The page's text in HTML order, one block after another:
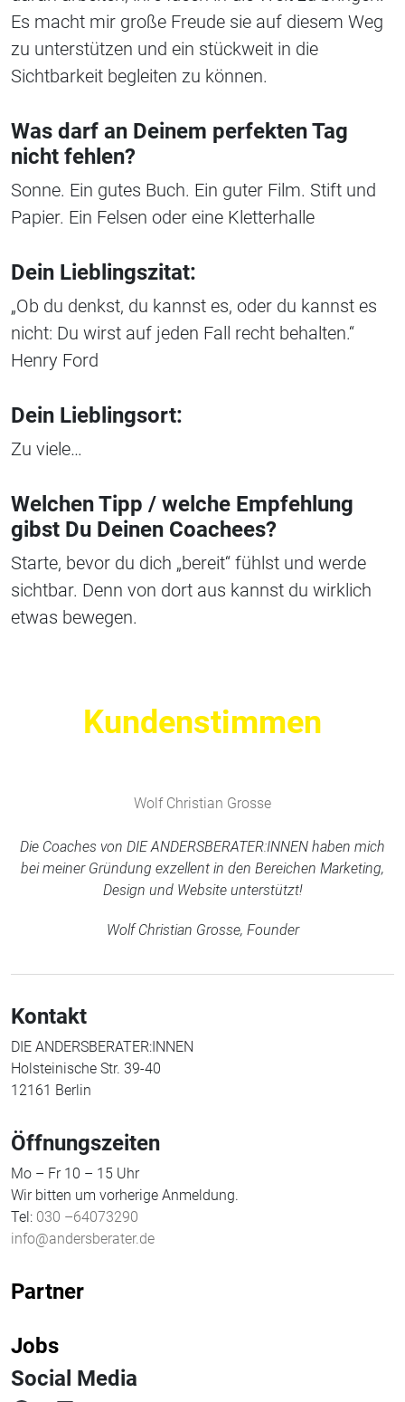
Es macht mir große Freude sie auf diesem Weg
zu unterstützen und ein stückweit in die
Sichtbarkeit begleiten zu können.
Was darf an Deinem perfekten Tag
nicht fehlen?
Sonne. Ein gutes Buch. Ein guter Film. Stift und
Papier. Ein Felsen oder eine Kletterhalle
Dein Lieblingszitat:
„Ob du denkst, du kannst es, oder du kannst es
nicht: Du wirst auf jeden Fall recht behalten.“
Henry Ford
Dein Lieblingsort:
Zu viele…
Welchen Tipp / welche Empfehlung
gibst Du Deinen Coachees?
Starte, bevor du dich „bereit“ fühlst und werde
sichtbar. Denn von dort aus kannst du wirklich
etwas bewegen.
Kundenstimmen
Wolf Christian Grosse
Die Coaches von DIE ANDERSBERATER:INNEN haben mich
bei meiner Gründung exzellent in den Bereichen Marketing,
Design und Website unterstützt!
Wolf Christian Grosse, Founder
Kontakt
DIE ANDERSBERATER:INNEN
Holsteinische Str. 39-40
12161 Berlin
Öffnungszeiten
Mo – Fr 10 – 15 Uhr
Wir bitten um vorherige Anmeldung.
Tel: 030 –64073290
info@andersberater.de
Partner
Jobs
Social Media